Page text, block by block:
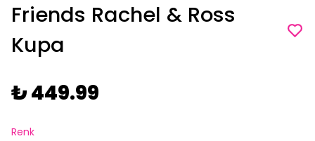
Friends Rachel & Ross
Kupa
₺ 449.99
Renk